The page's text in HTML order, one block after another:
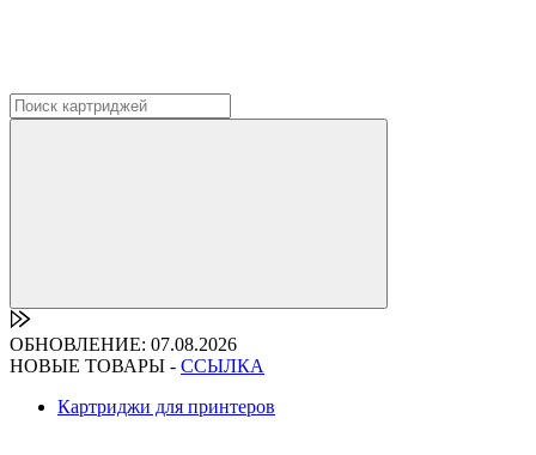
ОБНОВЛЕНИЕ: 07.08.2026
НОВЫЕ ТОВАРЫ - ССЫЛКА
Картриджи для принтеров